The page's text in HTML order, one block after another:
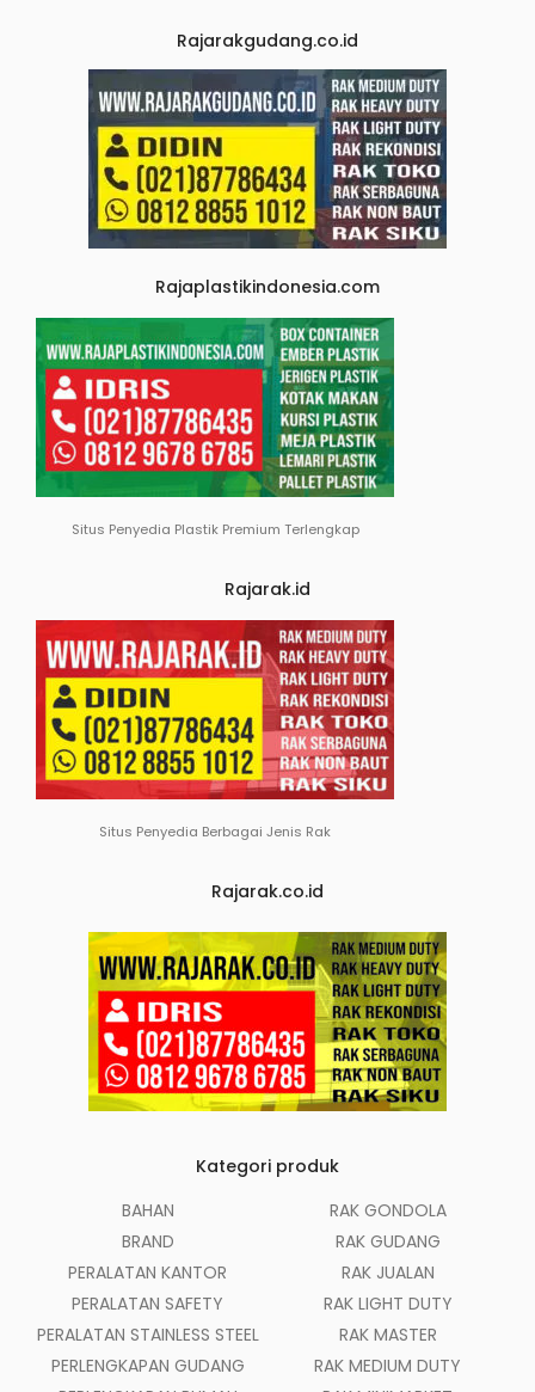
Rajarakgudang.co.id
Rajaplastikindonesia.com
Situs Penyedia Plastik Premium Terlengkap
Rajarak.id
Situs Penyedia Berbagai Jenis Rak
Rajarak.co.id
Kategori produk
BAHAN
BRAND
PERALATAN KANTOR
PERALATAN SAFETY
PERALATAN STAINLESS STEEL
PERLENGKAPAN GUDANG
RAK GONDOLA
RAK GUDANG
RAK JUALAN
RAK LIGHT DUTY
RAK MASTER
RAK MEDIUM DUTY